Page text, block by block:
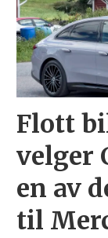
Flott
velger
en av
til